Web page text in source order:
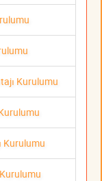
Kurulumu
Kurulumu